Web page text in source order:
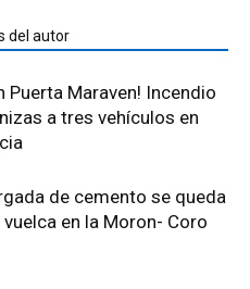
del autor
Puerta Maraven! Incendio
a tres vehículos en
de cemento se queda
en la Moron- Coro